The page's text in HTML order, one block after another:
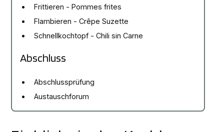
Frittieren - Pommes frites
Flambieren - Crêpe Suzette
Schnellkochtopf - Chili sin Carne
Abschluss
Abschlussprüfung
Austauschforum